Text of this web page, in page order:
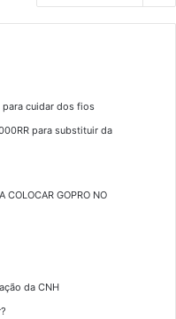
para cuidar dos fios
para substituir da
COLOCAR GOPRO NO
da CNH